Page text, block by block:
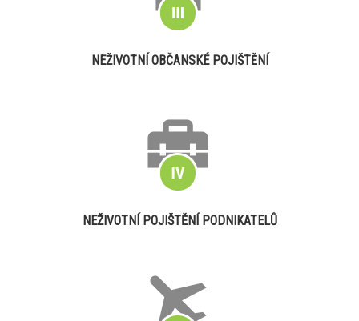
NEŽIVOTNÍ OBČANSKÉ POJIŠTĚNÍ
NEŽIVOTNÍ POJIŠTĚNÍ PODNIKATELŮ